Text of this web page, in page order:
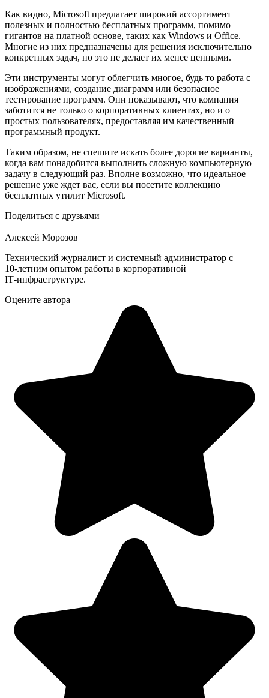
Как видно, Microsoft предлагает широкий ассортимент
полезных и полностью бесплатных программ, помимо
гигантов на платной основе, таких как Windows и Office.
Многие из них предназначены для решения исключительно
конкретных задач, но это не делает их менее ценными.
Эти инструменты могут облегчить многое, будь то работа с
изображениями, создание диаграмм или безопасное
тестирование программ. Они показывают, что компания
заботится не только о корпоративных клиентах, но и о
простых пользователях, предоставляя им качественный
программный продукт.
Таким образом, не спешите искать более дорогие варианты,
когда вам понадобится выполнить сложную компьютерную
задачу в следующий раз. Вполне возможно, что идеальное
решение уже ждет вас, если вы посетите коллекцию
бесплатных утилит Microsoft.
Поделиться с друзьями
Алексей Морозов
Технический журналист и системный администратор с
10‑летним опытом работы в корпоративной
IT‑инфраструктуре.
Оцените автора